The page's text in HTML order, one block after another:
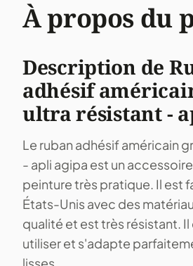
À propos du
Description de
adhésif
ultra résistant -
Le ruban adhésif américain
- apli agipa est un
peinture très pratique. Il est
États-Unis avec des
qualité et est très résistant. Il
utiliser et s'adapte